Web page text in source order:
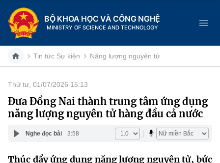
BỘ KHOA HỌC VÀ CÔNG NGHỆ
MINISTRY OF SCIENCE AND TECHNOLOGY
Danh mục
Trang chủ
Giới thiệu
Tin tức Sự kiện Năng lượng nguyên tử
Thứ tư, 01/07/2026 15:13
Đưa Đồng Nai thành trung tâm ứng dụng
năng lượng nguyên tử hàng đầu cả nước
Nghe đọc bài 3:58
Thúc đẩy ứng dụng năng lượng nguyên tử, bức